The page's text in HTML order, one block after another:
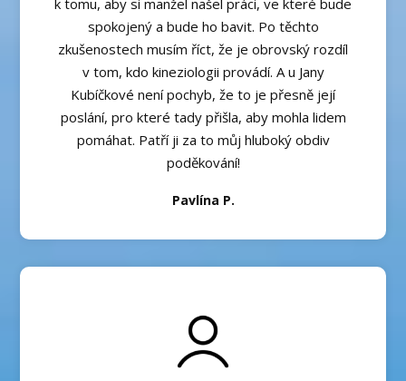
k tomu, aby si manžel našel práci, ve které bude
spokojený a bude ho bavit. Po těchto
zkušenostech musím říct, že je obrovský rozdíl
v tom, kdo kineziologii provádí. A u Jany
Kubíčkové není pochyb, že to je přesně její
poslání, pro které tady přišla, aby mohla lidem
pomáhat. Patří ji za to můj hluboký obdiv
poděkování!
Pavlína P.